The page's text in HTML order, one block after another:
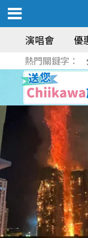
演唱會 優
熱門關鍵字：